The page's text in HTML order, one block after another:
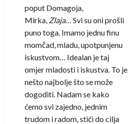
poput Domagoja,
Mirka, Zlaja… Svi su oni prošli
puno toga. Imamo jednu finu
momčad, mladu, upotpunjenu
iskustvom… Idealan je taj
omjer mladosti i iskustva. To je
nešto najbolje što se može
dogoditi. Nadam se kako
ćemo svi zajedno, jednim
trudom i radom, stići do cilja